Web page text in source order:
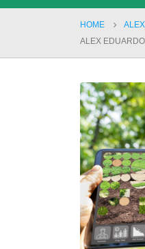
HOME
ALEX